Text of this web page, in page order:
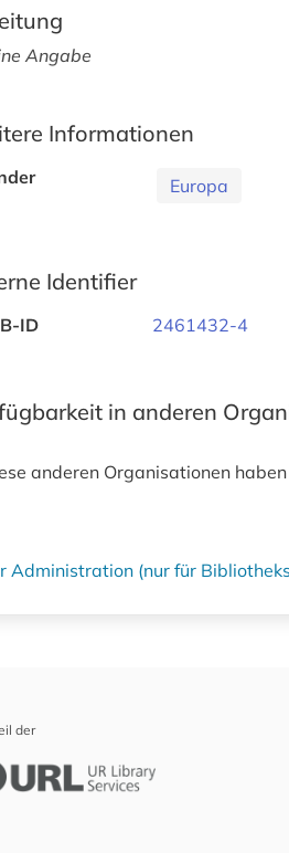
Angabe
Informationen
Europa
Identifier
ID 2461432-4
in anderen
anderen Organisationen
Administration (nur für
der